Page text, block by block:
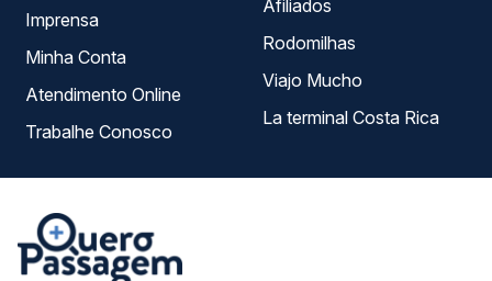
Imprensa
Minha Conta
Atendimento Online
Trabalhe Conosco
Afiliados
Rodomilhas
Viajo Mucho
La terminal Costa Rica